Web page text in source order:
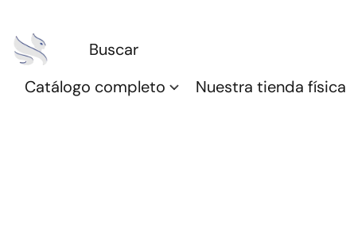
Catálogo completo Nuestra tienda física